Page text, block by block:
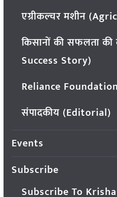
एग्रीकल्चर मशीन
किसानों की सफलता
Success Story)
Reliance
संपादकीय (Editorial)
Events
Subscribe
Subscribe To